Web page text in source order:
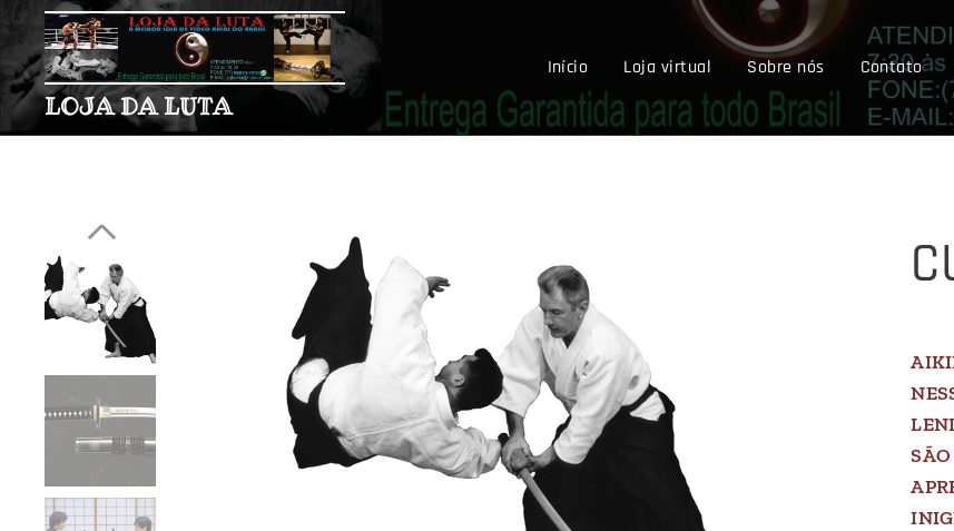
LOJA DA LUTA
Início Loja virtual Sobre nós Contato